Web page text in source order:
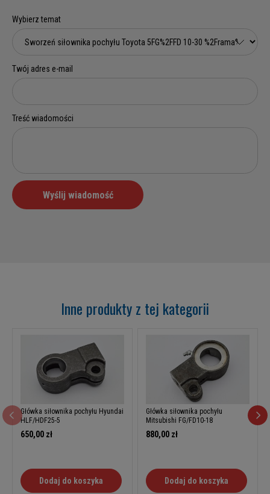
Inne produkty z tej kategorii
Główka siłownika pochyłu Hyundai
HLF/HDF25-5
650,00 zł
Dodaj do koszyka
Główka siłownika pochyłu
Mitsubishi FG/FD10-18
880,00 zł
Dodaj do koszyka